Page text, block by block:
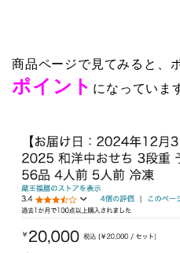
商品ページで見てみると、
ポイント になっていま